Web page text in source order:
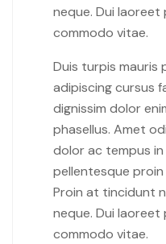
neque. Dui
commodo vitae.
Duis turpis mauris
adipiscing cursus
dignissim dolor
phasellus. Amet
dolor ac tempus
pellentesque
Proin at tincidunt
neque. Dui
commodo vitae.